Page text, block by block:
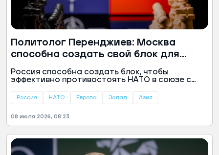
Политолог Перенджиев: Москва
способна создать свой блок для
противостояния НАТО
Россия способна создать блок, чтобы
эффективно противостоять НАТО в союзе с
доцент кафедры политического анализа и
Александр Перенджиев.
Россия НАТО Европа Запад Азия
08 июля 2026, 08:23